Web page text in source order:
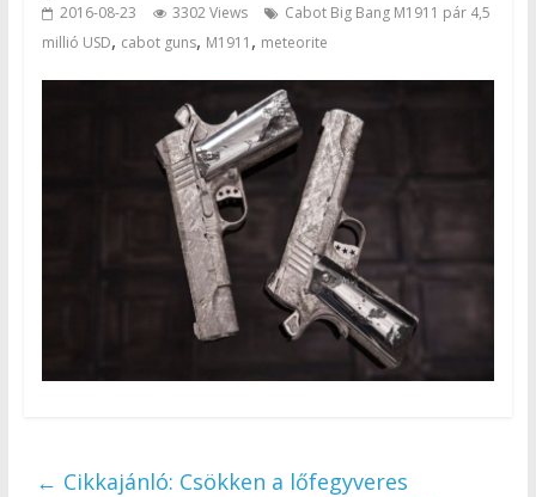
2016-08-23 3302 Views
Cabot Big Bang M1911 pár 4,5
millió USD, cabot guns, M1911 , meteorite
← Cikkajánló: Csökken a lőfegyveres